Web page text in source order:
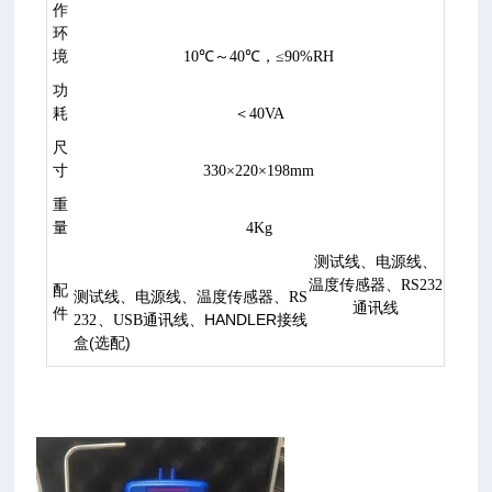
作
环
境
10℃～40℃，≤90%RH
功
耗
＜40VA
尺
寸
330×220×198mm
重
量
4Kg
配
件
测试线、电源线、温度传感器、RS
232、USB通讯线、 HANDLER接线
盒(选配)
测试线、电源线、
温度传感器、RS232
通讯线